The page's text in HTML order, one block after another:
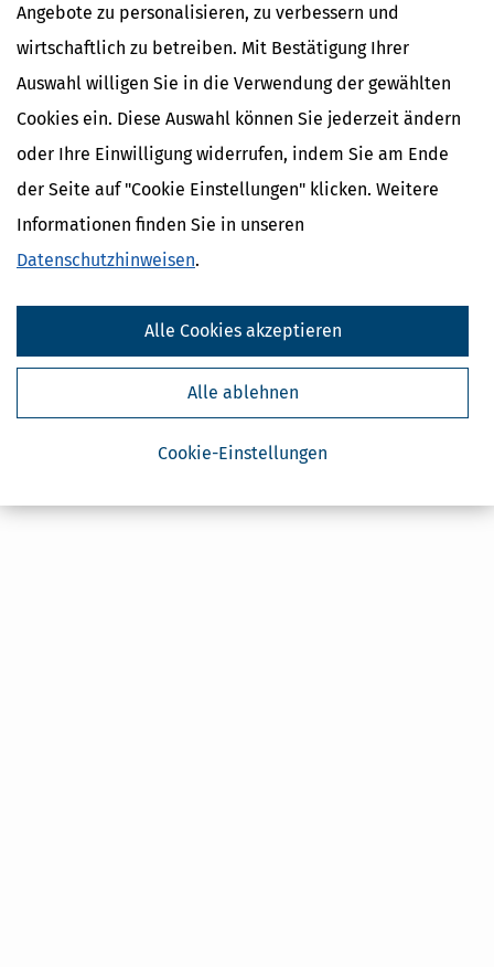
Angebote zu personalisieren, zu verbessern und
wirtschaftlich zu betreiben. Mit Bestätigung Ihrer
Auswahl willigen Sie in die Verwendung der gewählten
Cookies ein. Diese Auswahl können Sie jederzeit ändern
oder Ihre Einwilligung widerrufen, indem Sie am Ende
der Seite auf "Cookie Einstellungen" klicken. Weitere
Informationen finden Sie in unseren
Datenschutzhinweisen.
Cookie-Einstellungen
Alle ablehnen
Alle Cookies akzeptieren
Kostenlose Steuertipps & News
Absenden
Steuertipps
Steuertipps Selbstständige
Geldtipps
von Steuertipps abonnieren. Die
Datenschutzhinweisehabe ich gelesen.